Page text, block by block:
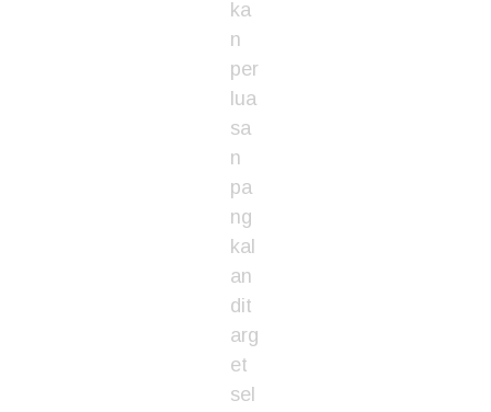
ka
n
per
lua
sa
n
pa
ng
kal
an
dit
arg
et
sel